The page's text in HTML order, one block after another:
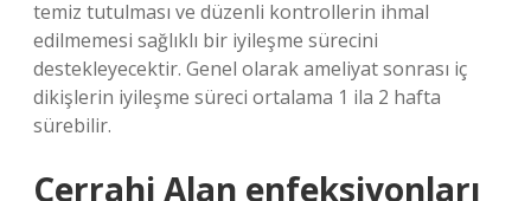
temiz tutulması ve düzenli kontrollerin ihmal
edilmemesi sağlıklı bir iyileşme sürecini
destekleyecektir. Genel olarak ameliyat sonrası iç
dikişlerin iyileşme süreci ortalama 1 ila 2 hafta
sürebilir.
Cerrahi Alan enfeksiyonları